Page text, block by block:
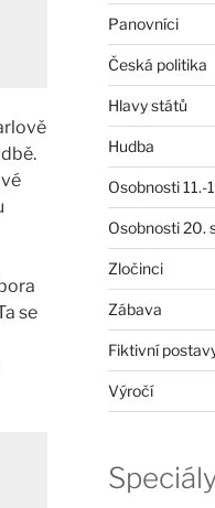
se
Panovníci
Česká politika
Hlavy států
Hudba
Osobnosti 11.-
Osobnosti 20.
Zločinci
Zábava
Fiktivní
Výročí